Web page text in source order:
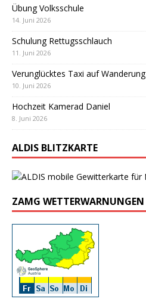
Übung Volksschule
14. Juni 2026
Schulung Rettugsschlauch
11. Juni 2026
Verunglücktes Taxi auf Wanderung
10. Juni 2026
Hochzeit Kamerad Daniel
8. Juni 2026
ALDIS BLITZKARTE
ZAMG WETTERWARNUNGEN